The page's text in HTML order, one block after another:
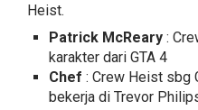
Heist.
Patrick McReary :
karakter dari GTA 4
Chef : Crew Heist sbg
bekerja di Trevor